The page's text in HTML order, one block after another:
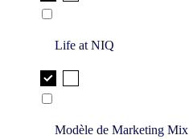
Life at NIQ
Modèle de Marketing Mix